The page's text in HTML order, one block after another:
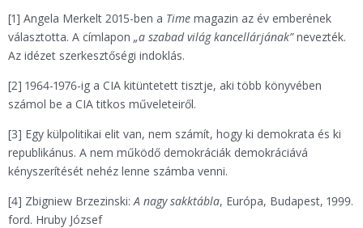
[1] Angela Merkelt 2015-ben a Time magazin az év emberének
választotta. A címlapon „a szabad világ kancellárjának”nevezték.
Az idézet szerkesztőségi indoklás.
[2] 1964-1976-ig a CIA kitüntetett tisztje, aki több könyvében
számol be a CIA titkos műveleteiről.
[3] Egy külpolitikai elit van, nem számít, hogy ki demokrata és ki
republikánus. A nem működő demokráciák demokráciává
kényszerítését nehéz lenne számba venni.
[4] Zbigniew Brzezinski:A nagy sakktábla, Európa, Budapest, 1999.
ford. Hruby József